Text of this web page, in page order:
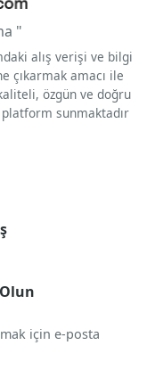
"
alış verişi ve bilgi
çıkarmak amacı ile
özgün ve doğru
sunmaktadır
için e-posta